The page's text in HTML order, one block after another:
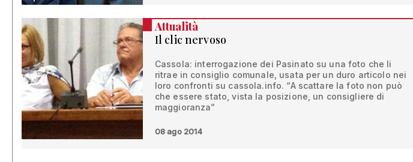
Attualità
Il clic nervoso
Cassola: interrogazione dei Pasinato su una foto che li
ritrae in consiglio comunale, usata per un duro articolo nei
loro confronti su cassola.info. “A scattare la foto non può
che essere stato, vista la posizione, un consigliere di
maggioranza”
08 ago 2014